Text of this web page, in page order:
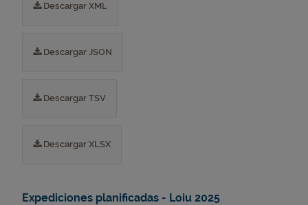
Descargar XML
Descargar JSON
Descargar TSV
Descargar XLSX
Expediciones planificadas - Loiu 2025